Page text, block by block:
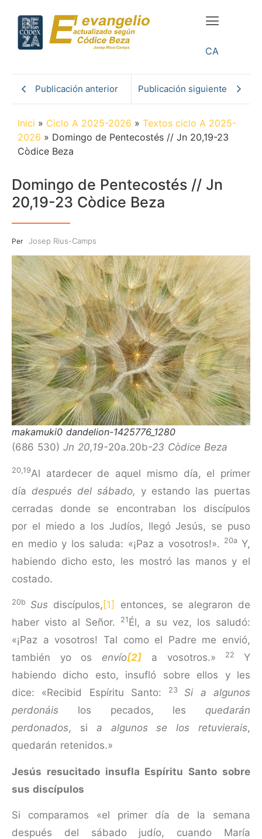
CA
Publicación anterior Publicación siguiente
Inici » Ciclo A 2025-2026 » Textos ciclo A 2025-
2026 » Domingo de Pentecostés // Jn 20,19-23
Còdice Beza
Domingo de Pentecostés // Jn
20,19-23 Còdice Beza
Per Josep Rius-Camps
makamuki0 dandelion-1425776_1280
(686 530) Jn 20,19-20a.20b-23 Còdice Beza
20,19Al atardecer de aquel mismo día, el primer
día después del sábado, y estando las puertas
cerradas donde se encontraban los discípulos
por el miedo a los Judíos, llegó Jesús, se puso
en medio y los saluda: «¡Paz a vosotros!». 20aY,
habiendo dicho esto, les mostró las manos y el
costado.
20b Sus discípulos, [1]
entonces, se alegraron de
haber visto al Señor.
21Él, a su vez, los salu­dó:
«¡Paz a vosotros! Tal como el Padre me envió,
también yo os envío[2] a vosotros.» 22Y
habiendo dicho esto, insufló sobre ellos y les
dice: «Recibid Espíritu Santo:
23 Si a algu­nos
perdonáis los pecados, les quedarán
perdonados, si a algunos se los retuvierais,
quedarán retenidos.»
Jesús resucitado insufla Espíritu Santo sobre
sus discípulos
Si comparamos «el primer día de la semana
después del sábado judío, cuando María